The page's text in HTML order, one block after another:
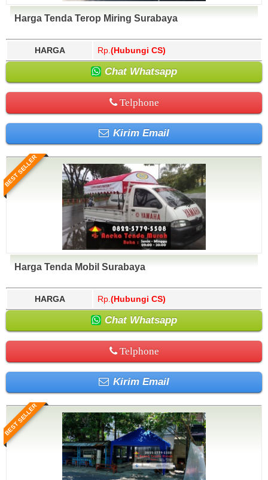
Harga Tenda Terop Miring Surabaya
HARGA Rp. (Hubungi CS)
Chat Whatsapp
Telphone
Kirim Email
BEST SELLER
Harga Tenda Mobil Surabaya
HARGA Rp. (Hubungi CS)
Chat Whatsapp
Telphone
Kirim Email
BEST SELLER